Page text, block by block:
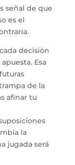
señal de que
es el
decisión
Esa
de la
afinar tu
la
jugada será